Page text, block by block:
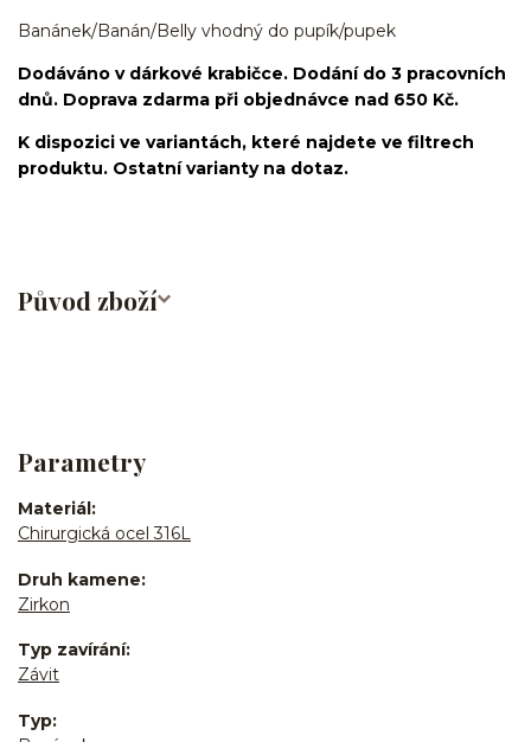
Banánek/Banán/Belly vhodný do pupík/pupek
Dodáváno v dárkové krabičce. Dodání do 3 pracovních
dnů. Doprava zdarma při objednávce nad 650 Kč.
K dispozici ve variantách, které najdete ve filtrech
produktu. Ostatní varianty na dotaz.
Původ zboží
Parametry
Materiál
Chirurgická ocel 316L
Druh kamene
Zirkon
Typ zavírání
Závit
Typ